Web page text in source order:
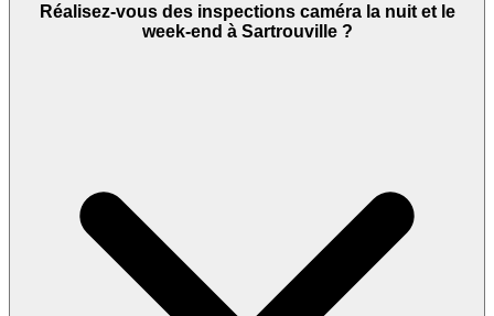
Réalisez-vous des inspections caméra la nuit et le
week-end à Sartrouville ?